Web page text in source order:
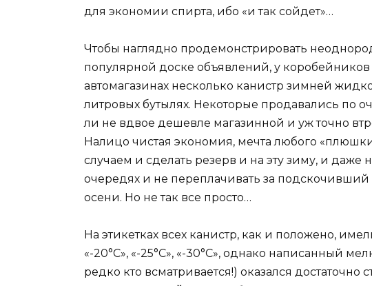
для экономии спирта, ибо «и так сойдет»…
Чтобы наглядно продемонстрировать
популярной доске объявлений, у
автомагазинах несколько канистр зимней
литровых бутылях. Некоторые продавались по
ли не вдвое дешевле магазинной и уж точно
Налицо чистая экономия, мечта любого
случаем и сделать резерв и на эту зиму, и даже
очередях и не переплачивать за
осени. Но не так все просто…
На этикетках всех канистр, как и положено,
«-20°C», «-25°C», «-30°C», однако написанный
редко кто всматривается!) оказался достаточно